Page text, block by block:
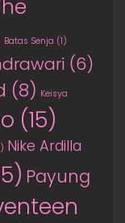
Batas Senja (1)
(6)
(8) Keisya
(15)
Nike Ardilla
Payung